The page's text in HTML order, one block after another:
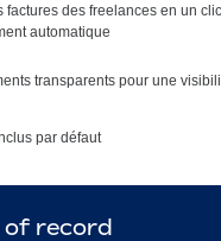
factures des freelances en un
automatique
transparents pour une
par défaut
of record